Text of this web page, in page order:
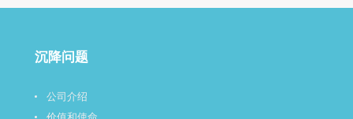
沉降问题
公司介绍